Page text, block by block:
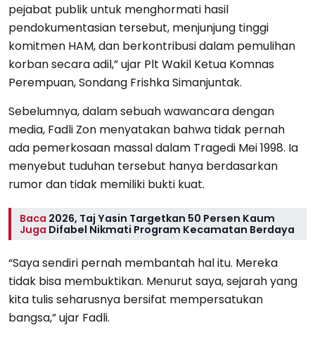
pejabat publik untuk menghormati hasil
pendokumentasian tersebut, menjunjung tinggi
komitmen HAM, dan berkontribusi dalam pemulihan
korban secara adil,” ujar Plt Wakil Ketua Komnas
Perempuan, Sondang Frishka Simanjuntak.
Sebelumnya, dalam sebuah wawancara dengan
media, Fadli Zon menyatakan bahwa tidak pernah
ada pemerkosaan massal dalam Tragedi Mei 1998. Ia
menyebut tuduhan tersebut hanya berdasarkan
rumor dan tidak memiliki bukti kuat.
Baca
Juga
2026, Taj Yasin Targetkan 50 Persen Kaum
Difabel Nikmati Program Kecamatan Berdaya
“Saya sendiri pernah membantah hal itu. Mereka
tidak bisa membuktikan. Menurut saya, sejarah yang
kita tulis seharusnya bersifat mempersatukan
bangsa,” ujar Fadli.